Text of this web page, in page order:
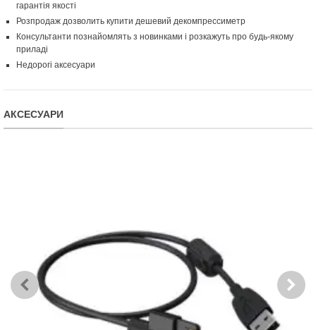
гарантія якості
Розпродаж дозволить купити дешевий декомпрессиметр
Консультанти познайомлять з новинками і розкажуть про будь-якому
приладі
Недорогі аксесуари
АКСЕСУАРИ